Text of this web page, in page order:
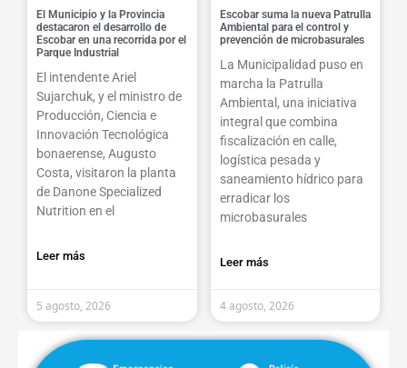
El Municipio y la Provincia
destacaron el desarrollo de
Escobar en una recorrida por el
Parque Industrial
El intendente Ariel
Sujarchuk, y el ministro de
Producción, Ciencia e
Innovación Tecnológica
bonaerense, Augusto
Costa, visitaron la planta
de Danone Specialized
Nutrition en el
Leer más
5 agosto, 2026
Escobar suma la nueva Patrulla
Ambiental para el control y
prevención de microbasurales
La Municipalidad puso en
marcha la Patrulla
Ambiental, una iniciativa
integral que combina
fiscalización en calle,
logística pesada y
saneamiento hídrico para
erradicar los
microbasurales
Leer más
4 agosto, 2026